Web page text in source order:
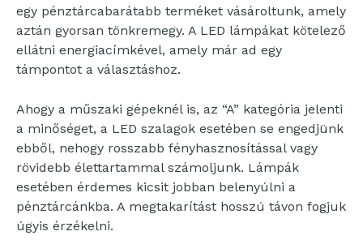
egy pénztárcabarátabb terméket vásároltunk, amely
aztán gyorsan tönkremegy. A LED lámpákat kötelező
ellátni energiacímkével, amely már ad egy
támpontot a választáshoz.
Ahogy a műszaki gépeknél is, az “A” kategória jelenti
a minőséget, a LED szalagok esetében se engedjünk
ebből, nehogy rosszabb fényhasznosítással vagy
rövidebb élettartammal számoljunk. Lámpák
esetében érdemes kicsit jobban belenyúlni a
pénztárcánkba. A megtakarítást hosszú távon fogjuk
úgyis érzékelni.